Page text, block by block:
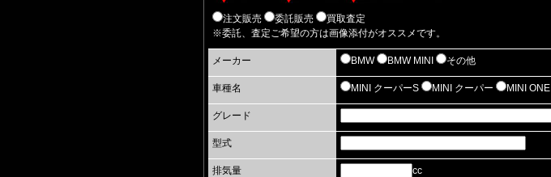
注文販売 委託販売
買取査定
※委託、査定ご希望の方は画像添付がオススメです。
メーカー BMW BMW MINI その他
車種名 MINI クーパーS MINI クーパー MINI ONE
グレード
型式
排気量 cc